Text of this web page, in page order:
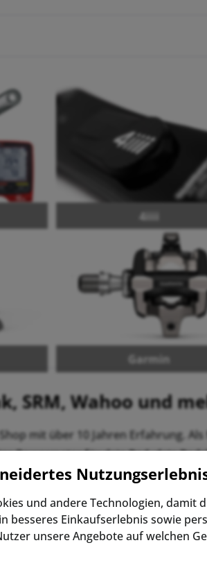
4iiii
Garmin
SRM, Wahoo und
mit über 10 Jahren Erfahrung.
Powermeter für dein Rad, dein
eine Fahrradwerkstatt für Renn-
Powermeter lassen sie
und andere Technologien,
besseres Einkaufserlebnis sowie
unsere Angebote auf welchen